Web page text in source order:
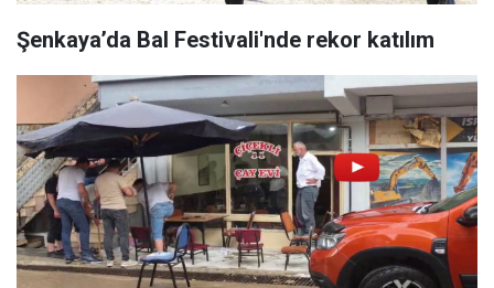
Şenkaya’da Bal Festivali'nde rekor katılım